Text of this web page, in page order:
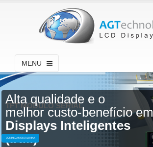
MENU
TFT MÓDULO SERIAL
Alta qualidade e o
melhor custo-benefício em
Displays Inteligentes
(IHM)
CONHEÇA NOSSA LINHA